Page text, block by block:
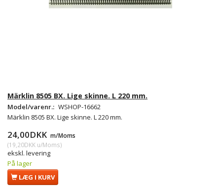
Märklin 8505 BX. Lige skinne. L 220 mm.
Model/varenr.: WSHOP-16662
Märklin 8505 BX. Lige skinne. L 220 mm.
24,00DKK m/Moms
(19,20DKK u/Moms)
ekskl. levering
På lager
LÆG I KURV